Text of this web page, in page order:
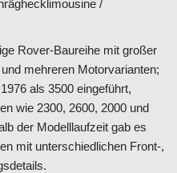
/
Rover-Baureihe mit großer
mehreren Motorvarianten;
als 3500 eingeführt,
wie 2300, 2600, 2000 und
der Modelllaufzeit gab es
mit unterschiedlichen Front-,